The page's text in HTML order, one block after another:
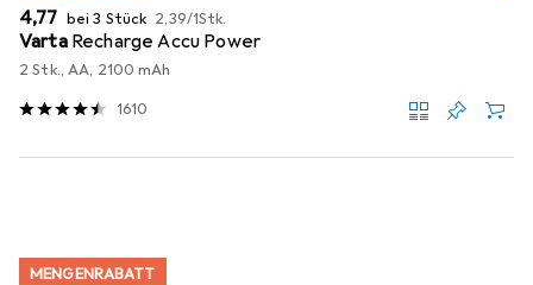
EUR
4,77 bei 3 Stück EUR
2,39/1Stk.
Varta Recharge Accu Power
2 Stk., AA, 2100 mAh
1610
MENGENRABATT